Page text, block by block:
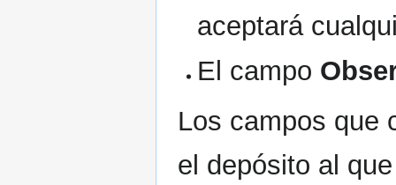
aceptará
El campo
Los campos que
el depósito al